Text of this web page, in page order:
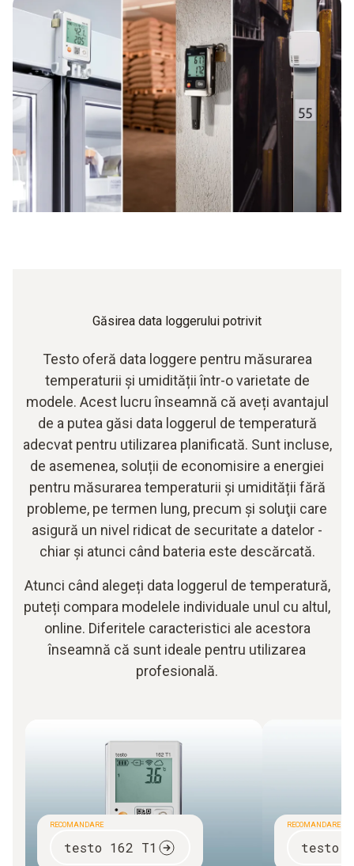
Găsirea data loggerului potrivit
Testo oferă data loggere pentru măsurarea
temperaturii și umidității într-o varietate de
modele. Acest lucru înseamnă că aveți avantajul
de a putea găsi data loggerul de temperatură
adecvat pentru utilizarea planificată. Sunt incluse,
de asemenea, soluții de economisire a energiei
pentru măsurarea temperaturii și umidității fără
probleme, pe termen lung, precum și soluţii care
asigură un nivel ridicat de securitate a datelor -
chiar și atunci când bateria este descărcată.
Atunci când alegeți data loggerul de temperatură,
puteți compara modelele individuale unul cu altul,
online. Diferitele caracteristici ale acestora
înseamnă că sunt ideale pentru utilizarea
profesională.
RECOMANDARE
testo 162 T1
RECOMANDARE
testo